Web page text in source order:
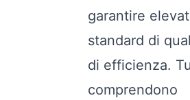
garantire
standard di
di efficienza.
comprendono